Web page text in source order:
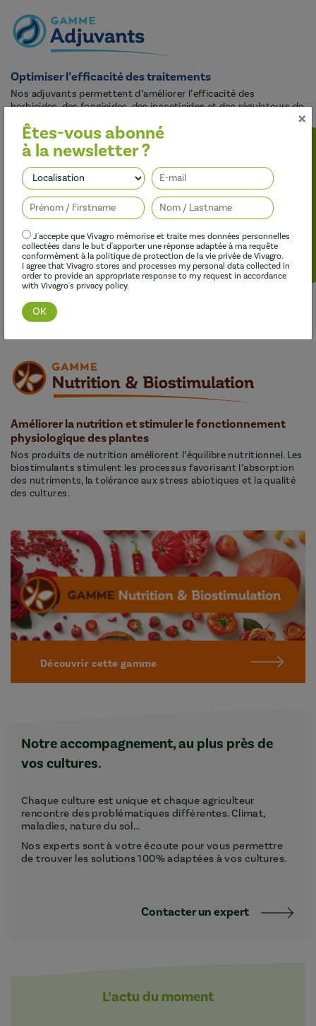
Optimiser l’efficacité des traitements
Nos adjuvants permettent d’améliorer l’efficacité des
herbicides, des fongicides, des insecticides et des régulateurs de
Découvrir cette gamme
Améliorer la nutrition et stimuler le fonctionnement
physiologique des plantes
Nos produits de nutrition améliorent l’équilibre nutritionnel. Les
biostimulants stimulent les processus favorisant l’absorption
des nutriments, la tolérance aux stress abiotiques et la qualité
des cultures.
Découvrir cette gamme
Notre accompagnement, au plus près de
vos cultures.
Chaque culture est unique et chaque agriculteur
rencontre des problématiques différentes. Climat,
maladies, nature du sol...
Nos experts sont à votre écoute pour vous permettre
de trouver les solutions 100% adaptées à vos cultures.
Contacter un expert
L’actu du moment
×
Êtes-vous abonné
à la newsletter ?
J'accepte que Vivagro mémorise et traite mes données personnelles
collectées dans le but d'apporter une réponse adaptée à ma requête
conformément à la politique de protection de la vie privée de Vivagro.
I agree that Vivagro stores and processes my personal data collected in
order to provide an appropriate response to my request in accordance
with Vivagro's privacy policy.